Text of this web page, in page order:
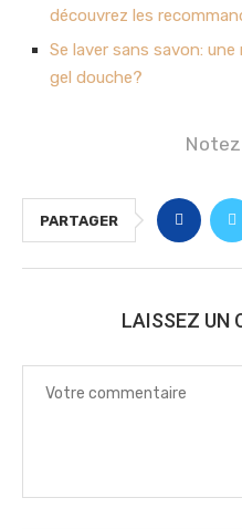
découvrez les
Se laver sans savon:
gel douche?
PARTAGER
LAISSEZ UN